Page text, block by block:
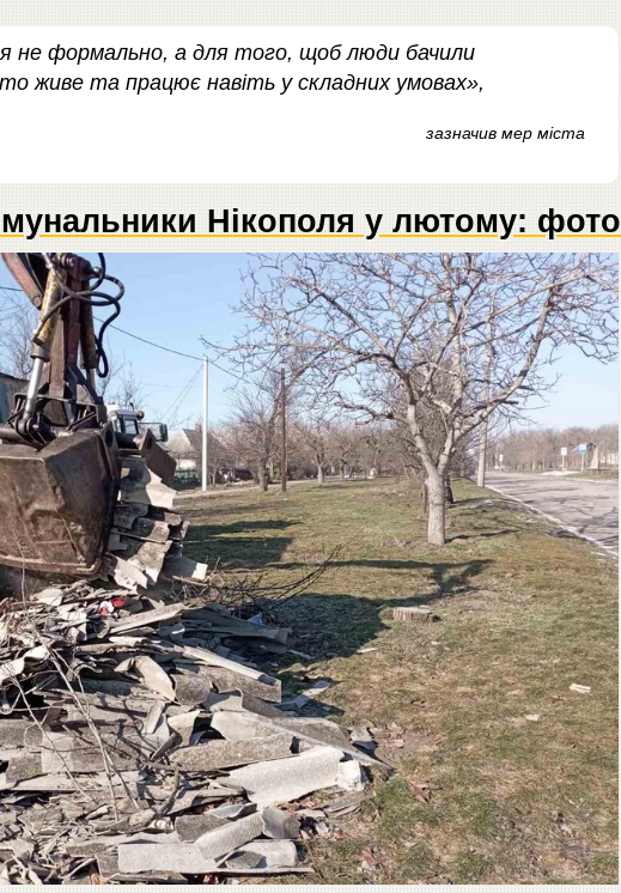
не формально, а для того, щоб люди бачили
живе та працює навіть у складних умовах»,
зазначив мер міста
Нікополя у лютому: фото